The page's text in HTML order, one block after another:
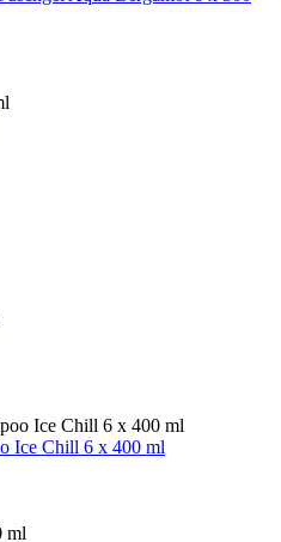
Ice Chill 6 x 400 ml